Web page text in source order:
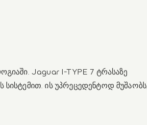
Jaguar I-TYPE 7 ტრასაზე
ის უპრეცედენტოდ მუშაობს,